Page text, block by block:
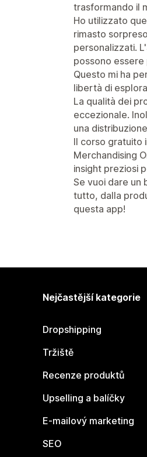
trasformando il
Ho utilizzato
rimasto
personalizzati.
possono essere
Questo mi ha
libertà di
La qualità dei
eccezionale.
una
Il corso gratuito
Merchandising
insight preziosi
Se vuoi dare un
tutto, dalla
questa app!
Nejčastější kategorie
Dropshipping
Tržiště
Recenze produktů
Upselling a balíčky
E-mailový marketing
SEO